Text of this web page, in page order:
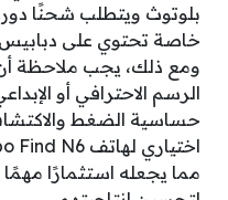
بلوتوث ويتطلب شحنًا
خاصة تحتوي على دبابيس
ومع ذلك، يجب ملاحظة
الرسم الاحترافي أو
حساسية الضغط
مما يجعله استثمارًا